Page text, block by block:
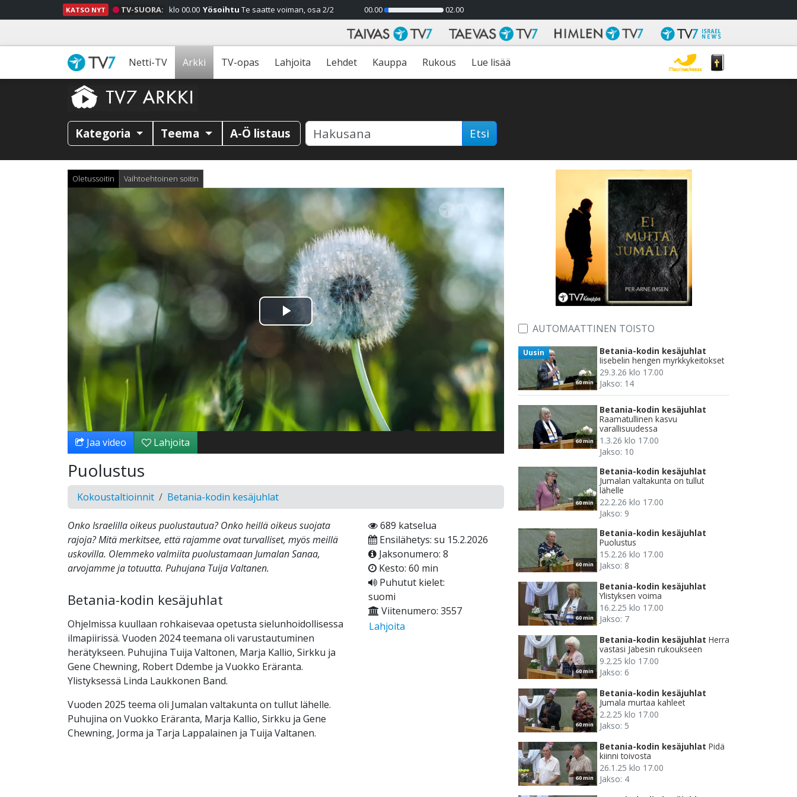
KATSO NYT TV-SUORA: klo 00.00 Yösoihtu Te saatte voiman, osa 2/2 00.00
7%
02.00
Netti-TV Arkki TV-opas Lahjoita Lehdet Kauppa Rukous Lue lisää
Kategoria Teema A-Ö listaus Etsi
Oletussoitin Vaihtoehtoinen soitin
Toista
Video
Jaa video Lahjoita
Puolustus
Kokoustaltioinnit Betania-kodin kesäjuhlat
Onko Israelilla oikeus puolustautua? Onko heillä oikeus suojata
rajoja? Mitä merkitsee, että rajamme ovat turvalliset, myös meillä
uskovilla. Olemmeko valmiita puolustamaan Jumalan Sanaa,
arvojamme ja totuutta. Puhujana Tuija Valtanen.
Betania-kodin kesäjuhlat
Ohjelmissa kuullaan rohkaisevaa opetusta sielunhoidollisessa
ilmapiirissä. Vuoden 2024 teemana oli varustautuminen
herätykseen. Puhujina Tuija Valtonen, Marja Kallio, Sirkku ja
Gene Chewning, Robert Ddembe ja Vuokko Eräranta.
Ylistyksessä Linda Laukkonen Band.
Vuoden 2025 teema oli Jumalan valtakunta on tullut lähelle.
Puhujina on Vuokko Eräranta, Marja Kallio, Sirkku ja Gene
Chewning, Jorma ja Tarja Lappalainen ja Tuija Valtanen.
689 katselua
Ensilähetys: su 15.2.2026
Jaksonumero: 8
Kesto: 60 min
Puhutut kielet:
suomi
Viitenumero: 3557
Lahjoita
AUTOMAATTINEN TOISTO
60 min
Uusin
Betania-kodin kesäjuhlat
Iisebelin hengen myrkkykeitokset
29.3.26 klo 17.00
Jakso: 14
60 min
Betania-kodin kesäjuhlat
Raamatullinen kasvu
varallisuudessa
1.3.26 klo 17.00
Jakso: 10
60 min
Betania-kodin kesäjuhlat
Jumalan valtakunta on tullut
lähelle
22.2.26 klo 17.00
Jakso: 9
60 min
Betania-kodin kesäjuhlat
Puolustus
15.2.26 klo 17.00
Jakso: 8
60 min
Betania-kodin kesäjuhlat
Ylistyksen voima
16.2.25 klo 17.00
Jakso: 7
60 min
Betania-kodin kesäjuhlat Herra
vastasi Jabesin rukoukseen
9.2.25 klo 17.00
Jakso: 6
60 min
Betania-kodin kesäjuhlat
Jumala murtaa kahleet
2.2.25 klo 17.00
Jakso: 5
60 min
Betania-kodin kesäjuhlat Pidä
kiinni toivosta
26.1.25 klo 17.00
Jakso: 4